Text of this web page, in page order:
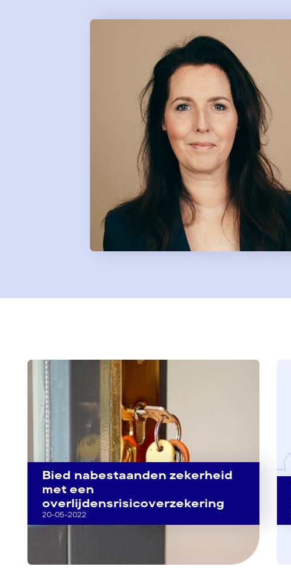
Bied nabestaanden zekerheid
met een
overlijdensrisicoverzekering
20-05-2022